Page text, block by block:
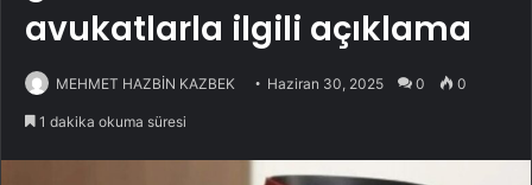
avukatlarla ilgili açıklama
MEHMET HAZBİN KAZBEK Haziran 30, 2025 0 0
1 dakika okuma süresi